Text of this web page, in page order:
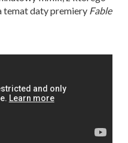
temat daty premiery Fable